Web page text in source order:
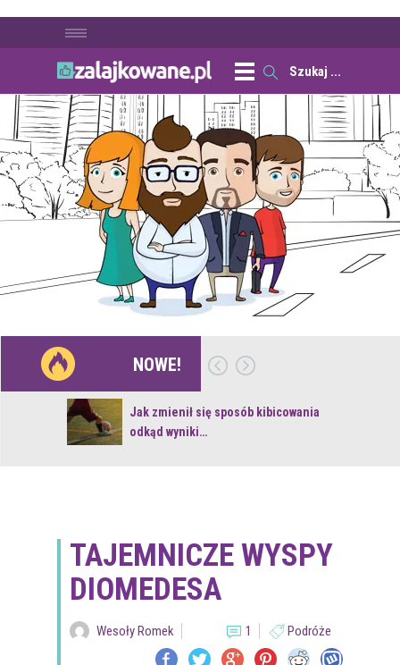
NOWE!
Jak zmienił się sposób kibicowania
odkąd wyniki…
TAJEMNICZE WYSPY
DIOMEDESA
Wesoły Romek 1 Podróże